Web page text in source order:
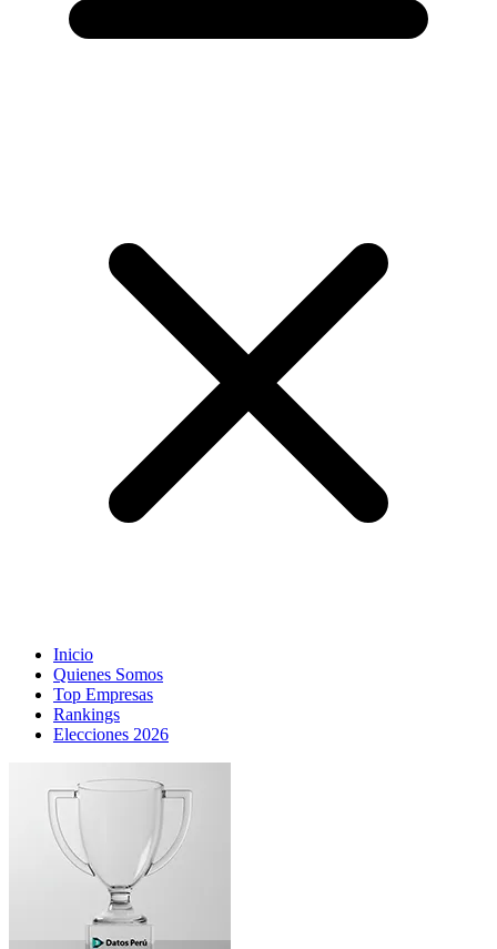
Inicio
Quienes Somos
Top Empresas
Rankings
Elecciones 2026